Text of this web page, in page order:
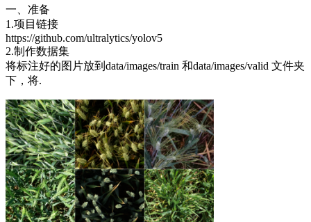
一、准备
1.项目链接
https://github.com/ultralytics/yolov5
2.制作数据集
将标注好的图片放到data/images/train 和data/images/valid 文件夹
下，将.